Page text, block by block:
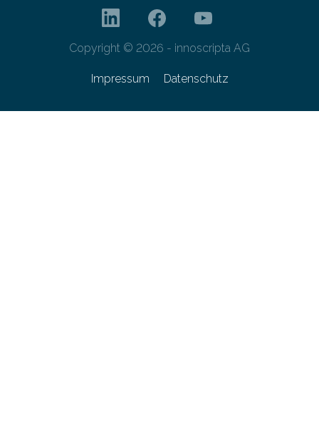
Copyright © 2026 - innoscripta AG
Impressum Datenschutz